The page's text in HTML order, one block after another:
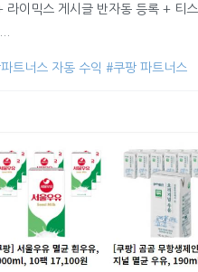
라이믹스 게시글 반자동 등록 + 티
트너스 자동 수익 #쿠팡 파트너스